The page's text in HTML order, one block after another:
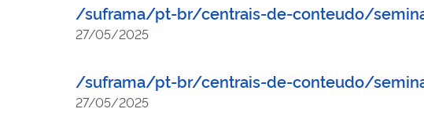
/suframa/pt-br/centrais-de-conteudo/
27/05/2025
/suframa/pt-br/centrais-de-conteudo/
27/05/2025